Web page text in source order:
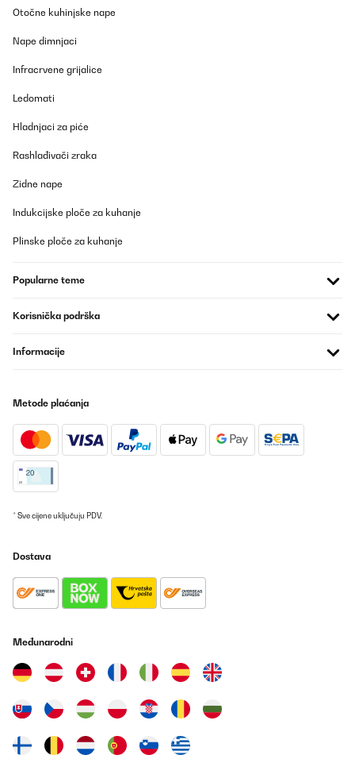
Otočne kuhinjske nape
Nape dimnjaci
Infracrvene grijalice
Ledomati
Hladnjaci za piće
Rashlađivači zraka
Zidne nape
Indukcijske ploče za kuhanje
Plinske ploče za kuhanje
Popularne teme
Korisnička podrška
Informacije
Metode plaćanja
* Sve cijene uključuju PDV.
Dostava
Međunarodni